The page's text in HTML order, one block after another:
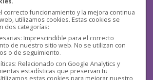
correcto funcionamiento y la mejora continua
utilizamos cookies. Estas cookies se
dos categorías:
Imprescindible para el correcto
de nuestro sitio web. No se utilizan con
o de seguimiento.
Relacionado con Google Analytics y
estadísticas que preservan tu
estas cookies para mejorar nuestro
Seguridad